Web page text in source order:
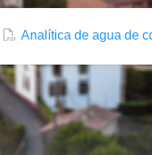
Analítica de agua de